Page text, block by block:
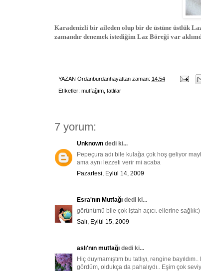
Karadenizli bir aileden olup bir de üstüne üstlük
zamandır denemek istediğim Laz Böreği var
YAZAN Ordanburdanhayattan zaman: 14:54
Etİketler: mutfağım tatlılar
7 yorum:
Unknown dedi ki...
Pepeçura adı bile kulağa çok hoş geliyor
ama aynı lezzeti verir mi acaba
Pazartesi, Eylül 14, 2009
Esra'nın Mutfağı dedi ki...
görünümü bile çok iştah açıcı. ellerine sağlık:)
Salı, Eylül 15, 2009
aslı'nın mutfağı dedi ki...
Hiç duymamıştım bu tatlıyı, rengine
gördüm, oldukça da pahalıydı.. Eşim çok